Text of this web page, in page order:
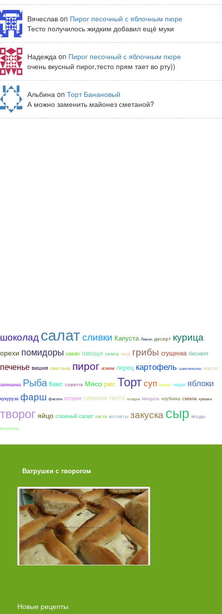
Вячеслав on Пирог песочный с яблочным пюре
Тесто получилось жидким добавил ещё муки
Надежда on Пирог песочный с яблочным пюре
очень вкусный пирог,тесто прям тает во рту))
Альбина on Торт Банановый
А можно заменить майонез сметаной?
шоколадсалатсливки Капуста Лимон десерт курица
орехи помидоры какао овощи семга мед грибы сгущенка бисквит
печенье вишня сметана пирог изюм перец картофель шампиньоны масло
запеканка Рыба Кекс спагетти Мясо рис Тортсуп блины черри яблоки
кукуруза фарш фасоль второе слоеное тесто оладьи миндаль клубника свекла крошка
творог яйцо слоеный салат паста котлеты закускасыр ягоды
морковь
Ватрушки с творогом
Новые рецепты